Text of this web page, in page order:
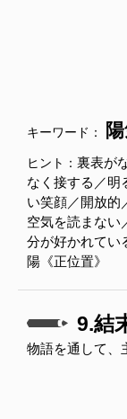
キーワード：
ヒント： 裏表が
なく接する／明
い笑顔／開放的
空気を読まない
分が好かれてい
陽《正位置》
9.結
物語を通して、